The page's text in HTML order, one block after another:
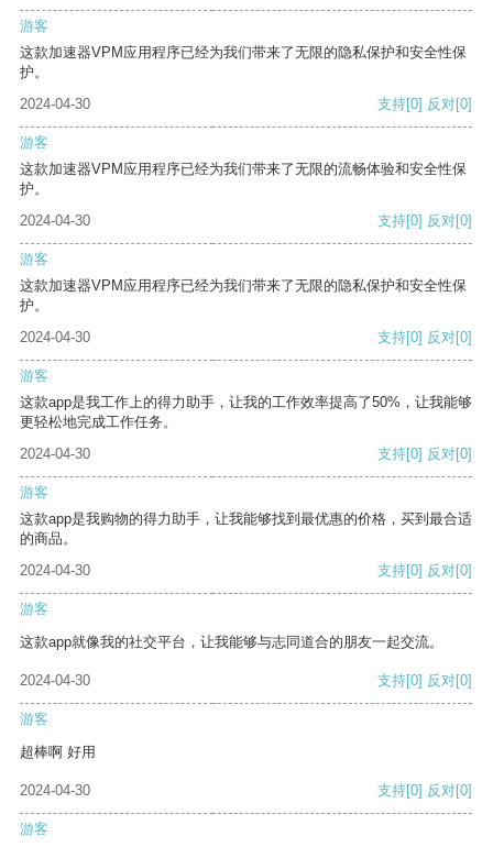
游客
这款加速器VPM应用程序已经为我们带来了无限的隐私保护和安全性保
护。
2024-04-30
支持[0] 反对[0]
游客
这款加速器VPM应用程序已经为我们带来了无限的流畅体验和安全性保
护。
2024-04-30
支持[0] 反对[0]
游客
这款加速器VPM应用程序已经为我们带来了无限的隐私保护和安全性保
护。
2024-04-30
支持[0] 反对[0]
游客
这款app是我工作上的得力助手，让我的工作效率提高了50%，让我能够
更轻松地完成工作任务。
2024-04-30
支持[0] 反对[0]
游客
这款app是我购物的得力助手，让我能够找到最优惠的价格，买到最合适
的商品。
2024-04-30
支持[0] 反对[0]
游客
这款app就像我的社交平台，让我能够与志同道合的朋友一起交流。
2024-04-30 支持[0] 反对[0]
游客
超棒啊 好用
2024-04-30 支持[0] 反对[0]
游客